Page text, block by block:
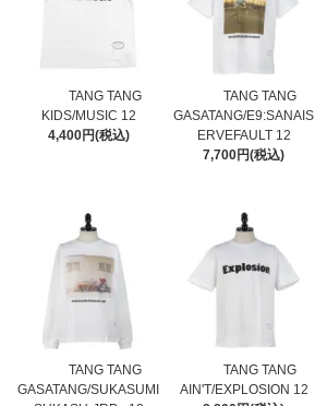
TANG TANG
KIDS/MUSIC 12
4,400円(税込)
TANG TANG
GASATANG/E9:SANAIS
ERVEFAULT 12
7,700円(税込)
TANG TANG
GASATANG/SUKASUMI
TANG TANG
AIN'T/EXPLOSION 12